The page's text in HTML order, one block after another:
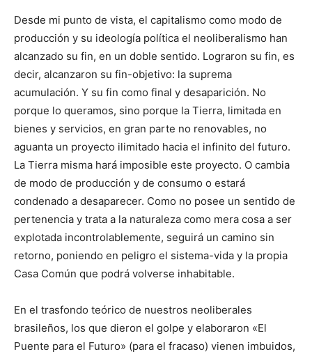
Desde mi punto de vista, el capitalismo como modo de
producción y su ideología política el neoliberalismo han
alcanzado su fin, en un doble sentido. Lograron su fin, es
decir, alcanzaron su fin-objetivo: la suprema
acumulación. Y su fin como final y desaparición. No
porque lo queramos, sino porque la Tierra, limitada en
bienes y servicios, en gran parte no renovables, no
aguanta un proyecto ilimitado hacia el infinito del futuro.
La Tierra misma hará imposible este proyecto. O cambia
de modo de producción y de consumo o estará
condenado a desaparecer. Como no posee un sentido de
pertenencia y trata a la naturaleza como mera cosa a ser
explotada incontrolablemente, seguirá un camino sin
retorno, poniendo en peligro el sistema-vida y la propia
Casa Común que podrá volverse inhabitable.
En el trasfondo teórico de nuestros neoliberales
brasileños, los que dieron el golpe y elaboraron «El
Puente para el Futuro» (para el fracaso) vienen imbuidos,